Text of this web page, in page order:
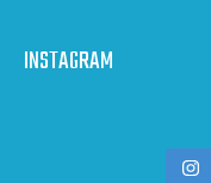
INSTAGRAM